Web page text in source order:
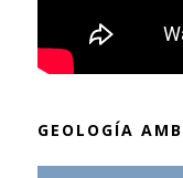
GEOLOGÍA